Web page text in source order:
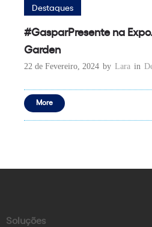
Destaques
#GasparPresente na
Garden
22 de Fevereiro, 2024 by Lara in
More
Soluções